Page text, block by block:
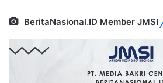
BeritaNasional.ID Member JMSI